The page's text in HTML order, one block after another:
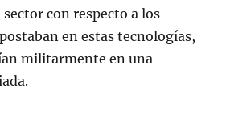
con respecto a los
en estas tecnologías,
militarmente en una